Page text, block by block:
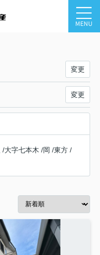
MENU
変更
変更
/大字七本木 /岡 /東方 /